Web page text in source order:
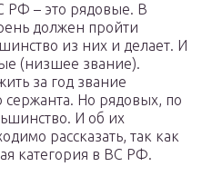
РФ – это рядовые. В
должен пройти
из них и делает. И
(низшее звание).
за год звание
Но рядовых, по
И об их
рассказать, так как
категория в ВС РФ.